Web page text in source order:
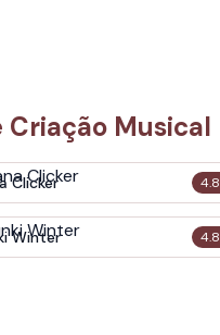
Criação Musical
4.8
Clicker
4.8
Winter